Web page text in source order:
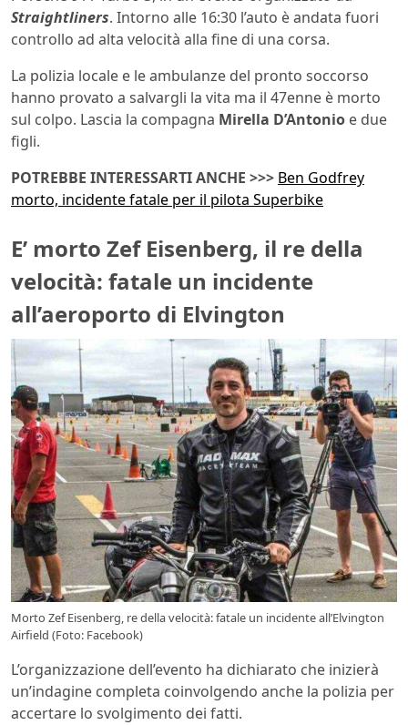
Straightliners. Intorno alle 16:30 l’auto è andata fuori
controllo ad alta velocità alla fine di una corsa.
La polizia locale e le ambulanze del pronto soccorso
hanno provato a salvargli la vita ma il 47enne è morto
sul colpo. Lascia la compagna Mirella D’Antonio e due
figli.
POTREBBE INTERESSARTI ANCHE >>> Ben Godfrey
morto, incidente fatale per il pilota Superbike
E’ morto Zef Eisenberg, il re della
velocità: fatale un incidente
all’aeroporto di Elvington
Morto Zef Eisenberg, re della velocità: fatale un incidente all’Elvington
Airfield (Foto: Facebook)
L’organizzazione dell’evento ha dichiarato che inizierà
un’indagine completa coinvolgendo anche la polizia per
accertare lo svolgimento dei fatti.